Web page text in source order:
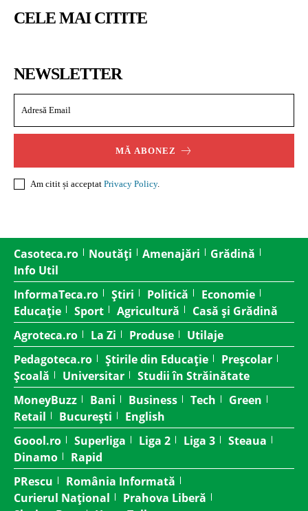
CELE MAI CITITE
NEWSLETTER
MĂ ABONEZ
Am citit și acceptat Privacy Policy.
Casoteca.ro Noutăți Amenajări
Grădină
Info Util
InformaTeca.ro
Știri Politică
Economie
Educație
Sport Agricultură
Casă și Grădină
Agroteca.ro
La Zi Produse
Utilaje
Pedagoteca.ro
Știrile din Educație
Preșcolar
Școală
Universitar
Studii în Străinătate
MoneyBuzz
Bani Business Tech
Green
Retail
București
English
Goool.ro
Superliga Liga 2 Liga 3
Steaua
Dinamo
Rapid
PRescu
România Informată
Curierul Național
Prahova Liberă